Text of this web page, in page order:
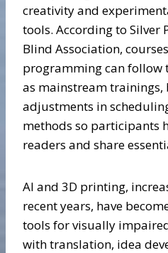
creativity and
tools. According to Silver
Blind Association,
programming can follow
as mainstream
adjustments in
methods so participants
readers and share
AI and 3D printing,
recent years, have
tools for visually
with translation, idea